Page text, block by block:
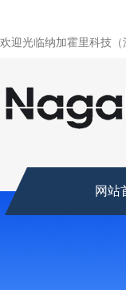
欢迎光临纳加霍里科技（
网站